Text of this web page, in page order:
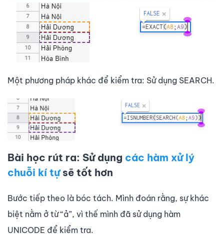
Một phương pháp khác để kiểm tra: Sử dụng SEARCH.
Bài học rút ra: Sử dụng các hàm xử lý
chuỗi kí tựsẽ tốt hơn
Bước tiếp theo là bóc tách. Mình đoán rằng, sự khác
biệt nằm ở từ “ả”, vì thế mình đã sử dụng hàm
UNICODE để kiểm tra.